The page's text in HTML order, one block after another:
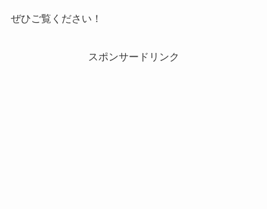
ぜひご覧ください！
スポンサードリンク